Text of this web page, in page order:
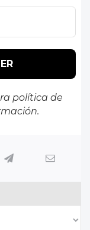
política de